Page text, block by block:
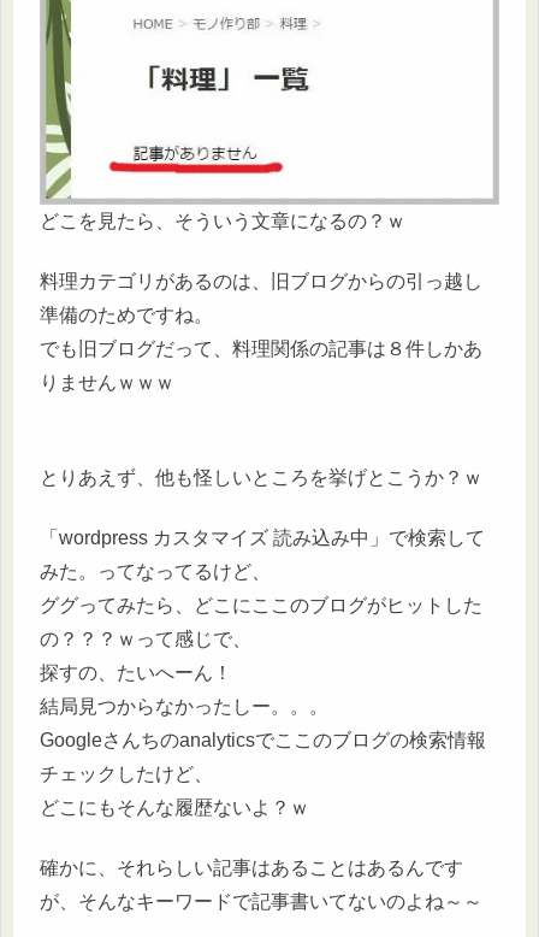
どこを見たら、そういう文章になるの？ｗ
料理カテゴリがあるのは、旧ブログからの引っ越し
準備のためですね。
でも旧ブログだって、料理関係の記事は８件しかあ
りませんｗｗｗ
とりあえず、他も怪しいところを挙げとこうか？ｗ
「wordpress カスタマイズ 読み込み中」で検索して
みた。ってなってるけど、
ググってみたら、どこにここのブログがヒットした
の？？？ｗって感じで、
探すの、たいへーん！
結局見つからなかったしー。。。
Googleさんちのanalyticsでここのブログの検索情報
チェックしたけど、
どこにもそんな履歴ないよ？ｗ
確かに、それらしい記事はあることはあるんです
が、そんなキーワードで記事書いてないのよね～～